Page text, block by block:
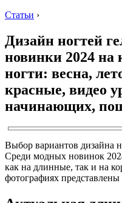
Статьи ›
Дизайн ногтей
новинки 2024 на
ногти: весна,
красные, видео
начинающих,
Выбор вариантов дизайна
Среди модных новинок
как на длинные, так и на
фотографиях